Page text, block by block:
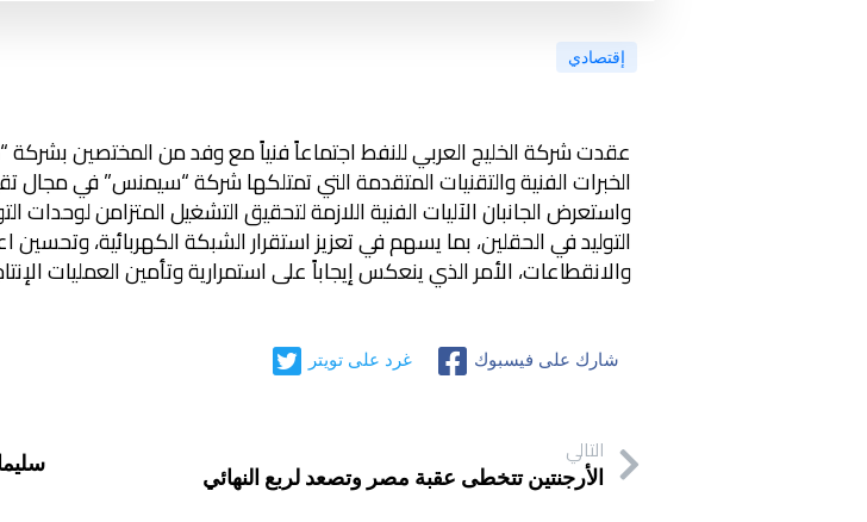
إقتصادي
عقدت شركة الخليج العربي للنفط اجتماعاً فنياً مع وفد من المختصين
الخبرات الفنية والتقنيات المتقدمة التي تمتلكها شركة “سيمنس” في مجال
واستعرض الجانبان الآليات الفنية اللازمة لتحقيق التشغيل المتزامن لوحدات
التوليد في الحقلين، بما يسهم في تعزيز استقرار الشبكة الكهربائية،
والانقطاعات، الأمر الذي ينعكس إيجاباً على استمرارية وتأمين العمليات
غرد على تويتر شارك على فيسبوك
التالي
الأرجنتين تتخطى عقبة مصر وتصعد لربع النهائي